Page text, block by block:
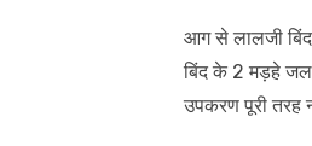
आग से लालजी बिंद
बिंद के 2 मड़हे जल
उपकरण पूरी तरह